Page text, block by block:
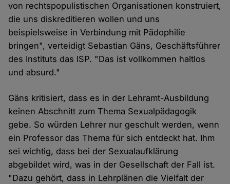
von rechtspopulistischen Organisationen konstruiert,
die uns diskreditieren wollen und uns
beispielsweise in Verbindung mit Pädophilie
bringen", verteidigt Sebastian Gäns, Geschäftsführer
des Instituts das ISP. "Das ist vollkommen haltlos
und absurd."
Gäns kritisiert, dass es in der Lehramt-Ausbildung
keinen Abschnitt zum Thema Sexualpädagogik
gebe. So würden Lehrer nur geschult werden, wenn
ein Professor das Thema für sich entdeckt hat. Ihm
sei wichtig, dass bei der Sexualaufklärung
abgebildet wird, was in der Gesellschaft der Fall ist.
"Dazu gehört, dass in Lehrplänen die Vielfalt der